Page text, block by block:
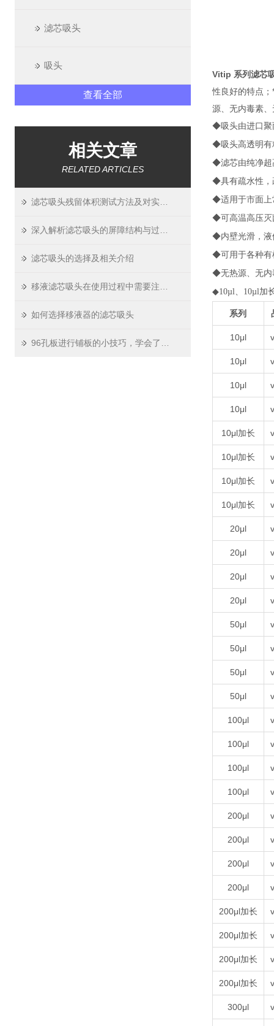
滤芯吸头
吸头
查看全部
相关文章
RELATED ARTICLES
滤芯吸头的选择及相关介绍
如何选择移液器的滤芯吸头
Vitip 系列滤芯
性良好的特点
源、无内毒素
◆吸头由进口聚
◆吸头高透明有
◆滤芯由纯净超
◆具有疏水性，
◆适用于市面上
◆可高温高压灭
◆内壁光滑，液
◆可用于各种有
◆无热源、无内
◆10µl、10µl加
系列
10μl
10μl
10μl
10μl
10μl加长
10μl加长
10μl加长
10μl加长
20μl
20μl
20μl
20μl
50μl
50μl
50μl
50μl
100μl
100μl
100μl
100μl
200μl
200μl
200μl
200μl
200μl加长
200μl加长
200μl加长
200μl加长
300μl